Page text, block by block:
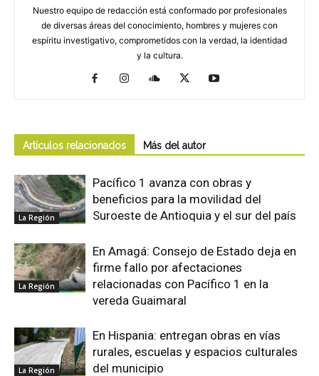
Nuestro equipo de redacción está conformado por profesionales
de diversas áreas del conocimiento, hombres y mujeres con
espíritu investigativo, comprometidos con la verdad, la identidad
y la cultura.
Artículos relacionados Más del autor
La Región
Pacífico 1 avanza con obras y
beneficios para la movilidad del
Suroeste de Antioquia y el sur del país
La Región
En Amagá: Consejo de Estado deja en
firme fallo por afectaciones
relacionadas con Pacífico 1 en la
vereda Guaimaral
La Región
En Hispania: entregan obras en vías
rurales, escuelas y espacios culturales
del municipio